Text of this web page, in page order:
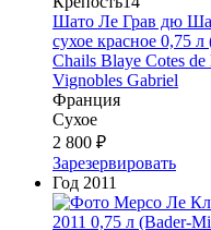
Шато Ле Грав дю
сухое красное 0,75
Chails Blaye Cotes
Vignobles Gabriel
Франция
Сухое
2 800 ₽
Зарезервировать
Год 2011